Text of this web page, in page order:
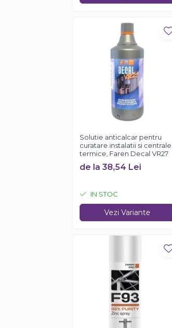
Solutie anticalcar pentru
curatare instalatii si centrale
termice, Faren Decal VR27
de la 38,54 Lei
IN STOC
Vezi Variante